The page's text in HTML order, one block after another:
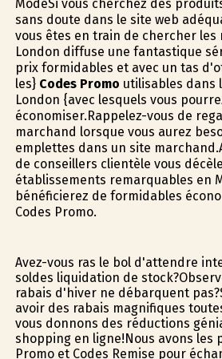
ModeSi vous cherchez des
sans doute dans le site web
vous êtes en train de chercher les
London diffuse une fantastique
prix formidables et avec un tas
les} Codes Promo utilisables dans
London {avec lesquels vous
économiser.Rappelez-vous de
marchand lorsque vous aurez
emplettes dans un site
de conseillers clientèle vous
établissements remarquables en
bénéficierez de formidables
Codes Promo.
Avez-vous ras le bol d'attendre
soldes liquidation de
rabais d'hiver ne débarquent
avoir des rabais magnifiques
vous donnons des réductions
shopping en ligne!Nous avons les
Promo et Codes Remise pour